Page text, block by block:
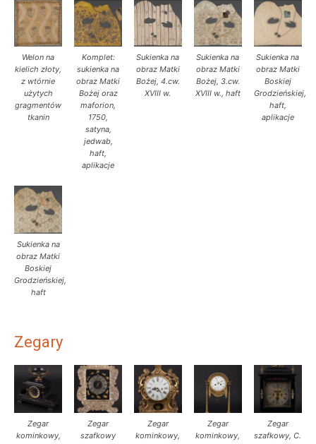
Welon na
kielich złoty,
z wtórnie
użytych
gragmentów
tkanin
Komplet:
sukienka na
obraz Matki
Bożej oraz
maforion,
1750,
satyna,
jedwab,
haft,
aplikacje
Sukienka na
obraz Matki
Bożej, 4.cw.
XVIII w.
Sukienka na
obraz Matki
Bożej, 3.cw.
XVIII w., haft
Sukienka na
obraz Matki
Boskiej
Grodzieńskiej,
haft,
aplikacje
Sukienka na
obraz Matki
Boskiej
Grodzieńskiej,
haft
Zegary
Zegar
kominkowy,
Zegar
szafkowy
Zegar
kominkowy,
Zegar
kominkowy,
Zegar
szafkowy, C.